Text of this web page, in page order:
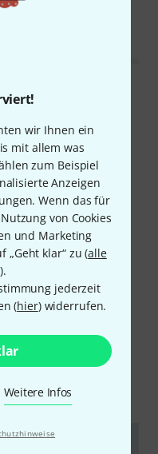
wir Ihnen ein
mit allem was
zum Beispiel
Anzeigen
Wenn das für
von Cookies
und Marketing
„Geht klar“ zu (alle
).
jederzeit
(hier) widerrufen.
Weitere Infos
lesen